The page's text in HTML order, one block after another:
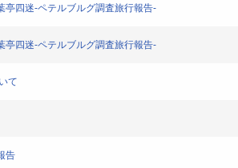
亭四迷-ペテルブルグ調査旅行報告-
亭四迷-ペテルブルグ調査旅行報告-
て
告